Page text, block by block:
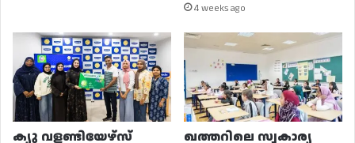
4 weeks ago
ക്യു വളണ്ടിയേഴ്‌സ്
ഖത്തറിലെ സ്വകാര്യ